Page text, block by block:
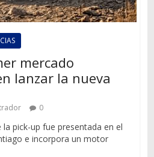
mercado
lanzar la nueva
0
pick-up fue presentada en el
e incorpora un motor